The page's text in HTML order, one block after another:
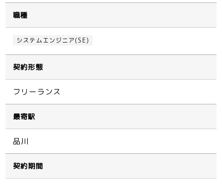
職種
システムエンジニア(SE)
契約形態
フリーランス
最寄駅
品川
契約期間